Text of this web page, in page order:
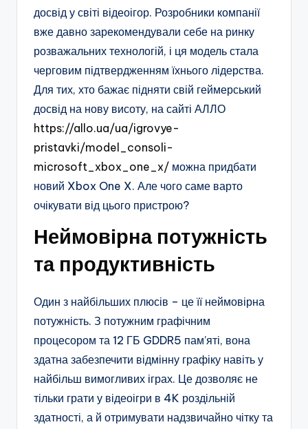
досвід у світі відеоігор. Розробники компанії
вже давно зарекомендували себе на ринку
розважальних технологій, і ця модель стала
черговим підтвердженням їхнього лідерства.
Для тих, хто бажає підняти свій геймерський
досвід на нову висоту, на сайті АЛЛО
https://allo.ua/ua/igrovye-
pristavki/model_consoli-
microsoft_xbox_one_x/ можна придбати
новий Xbox One X. Але чого саме варто
очікувати від цього пристрою?
Неймовірна потужність
та продуктивність
Один з найбільших плюсів – це її неймовірна
потужність. З потужним графічним
процесором та 12 ГБ GDDR5 пам’яті, вона
здатна забезпечити відмінну графіку навіть у
найбільш вимогливих іграх. Це дозволяє не
тільки грати у відеоігри в 4K роздільній
здатності, а й отримувати надзвичайно чітку та